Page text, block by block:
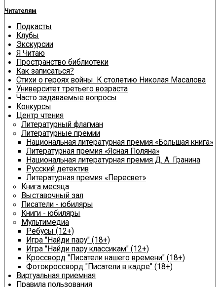
Читателям
Подкасты
Клубы
Экскурсии
Я Читаю
Пространство библиотеки
Как записаться?
Стихи о героях войны. К столетию Николая Масалова
Университет третьего возраста
Часто задаваемые вопросы
Конкурсы
Центр чтения
Литературный флагман
Литературные премии
Национальная литературная премия «Большая книга»
Литературная премия «Ясная Поляна»
Национальная литературная премия Д. А. Гранина
Русский детектив
Литературная премия «Пересвет»
Книга месяца
Выставочный зал
Писатели - юбиляры
Книги - юбиляры
Мультимедиа
Ребусы (12+)
Игра "Найди пару" (18+)
Игра "Найди пару классикам" (12+)
Кроссворд "Писатели нашего времени" (18+)
Фотокроссворд "Писатели в кадре" (18+)
Виртуальная приемная
Правила пользования